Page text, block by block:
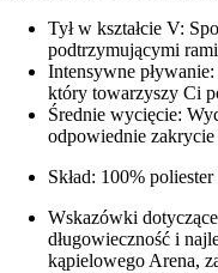
Tył w kształcie V:
podtrzymującymi
Intensywne
który towarzyszy Ci
Średnie wycięcie:
odpowiednie zakrycie
Skład: 100% poliester
Wskazówki
długowieczność i
kąpielowego Arena,